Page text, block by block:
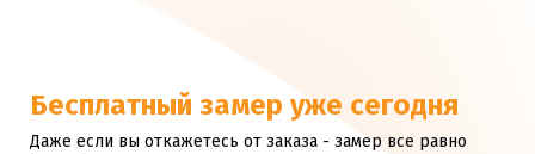
Бесплатный замер уже сегодня
Даже если вы откажетесь от заказа - замер все равно